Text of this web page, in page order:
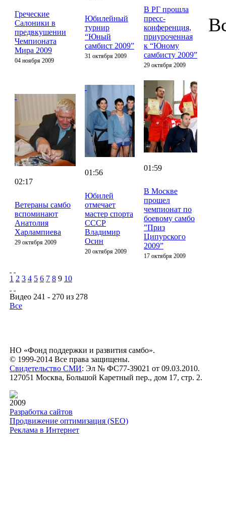
Греческие
Салоники в
предвкушении
Чемпионата
Мира 2009
04 ноября 2009
Юбилейный
турнир
“Юный
самбист 2009”
31 октября 2009
В РГ прошла
пресс-
конференция,
приуроченная
к “Юному
самбисту 2009”
29 октября 2009
02:17
Ветераны самбо
вспоминают
Анатолия
Харлампиева
29 октября 2009
01:56
Юбилей
отмечает
мастер спорта
СССР
Владимир
Осин
20 октября 2009
01:59
В Москве
прошел
чемпионат по
боевому самбо
”Приз
Ципурского
2009”
17 октября 2009
1 2 3 4 5 6 7 8 9 10
Видео 241 - 270 из 278
Все
НО «Фонд поддержки и развития самбо».
© 1999-2014 Все права защищены.
Свидетельство СМИ: Эл № ФС77-39021 от 09.03.2010.
127051 Москва, Большой Каретный пер., дом 17, стр. 2.
2009
Разработка сайтов
Продвижение оптимизация (SEO)
Реклама в Интернет